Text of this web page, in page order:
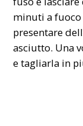
minuti a
presentare
asciutto. Una
e tagliarla in